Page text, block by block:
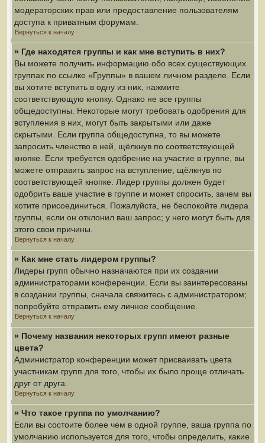
модераторских прав или предоставление пользователям
доступа к приватным форумам.
Вернуться к началу
» Где находятся группы и как мне вступить в них?
Вы можете получить информацию обо всех существующих
группах по ссылке «Группы» в вашем личном разделе. Если
вы хотите вступить в одну из них, нажмите
соответствующую кнопку. Однако не все группы
общедоступны. Некоторые могут требовать одобрения для
вступления в них, могут быть закрытыми или даже
скрытыми. Если группа общедоступна, то вы можете
запросить членство в ней, щёлкнув по соответствующей
кнопке. Если требуется одобрение на участие в группе, вы
можете отправить запрос на вступление, щёлкнув по
соответствующей кнопке. Лидер группы должен будет
одобрить ваше участие в группе и может спросить, зачем вы
хотите присоединиться. Пожалуйста, не беспокойте лидера
группы, если он отклонил ваш запрос; у него могут быть для
этого свои причины.
Вернуться к началу
» Как мне стать лидером группы?
Лидеры групп обычно назначаются при их создании
администраторами конференции. Если вы заинтересованы
в создании группы, сначала свяжитесь с администратором;
попробуйте отправить ему личное сообщение.
Вернуться к началу
» Почему названия некоторых групп имеют разные
цвета?
Администратор конференции может присваивать цвета
участникам групп для того, чтобы их было проще отличать
друг от друга.
Вернуться к началу
» Что такое группа по умолчанию?
Если вы состоите более чем в одной группе, ваша группа по
умолчанию используется для того, чтобы определить, какие